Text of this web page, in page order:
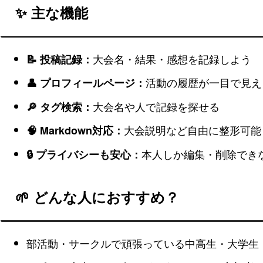
✨ 主な機能
📝 投稿記録： 大会名・結果・感想を記録しよう
👤 プロフィールページ： 活動の履歴が一目で見
🔎 タグ検索： 大会名や人で記録を探せる
🧠 Markdown対応： 大会説明など自由に整形可能
🔒 プライバシーも安心： 本人しか編集・削除でき
🌱 どんな人におすすめ？
部活動・サークルで頑張っている中高生・大学生